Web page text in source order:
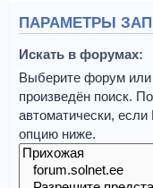
ПАРАМЕТРЫ
Искать в форумах:
Выберите форум
произведён поиск.
автоматически,
опцию ниже.